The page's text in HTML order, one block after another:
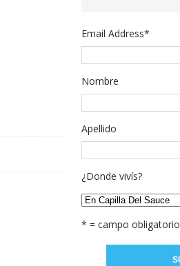
Email Address*
Nombre
Apellido
¿Donde vivís?
* = campo obligatorio